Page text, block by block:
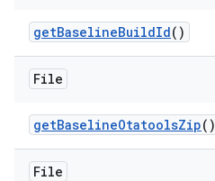
getBaselineBuildId()
File
getBaselineOtatoolsZip()
File